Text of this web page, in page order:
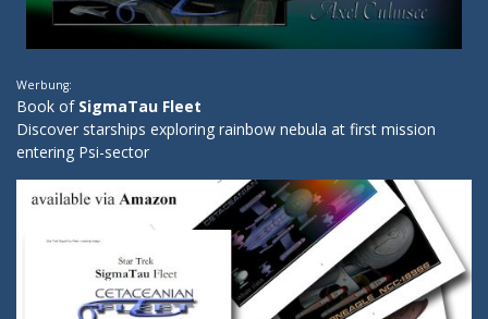
Werbung:
Book of SigmaTau Fleet
Discover starships exploring rainbow nebula at first mission
entering Psi-sector